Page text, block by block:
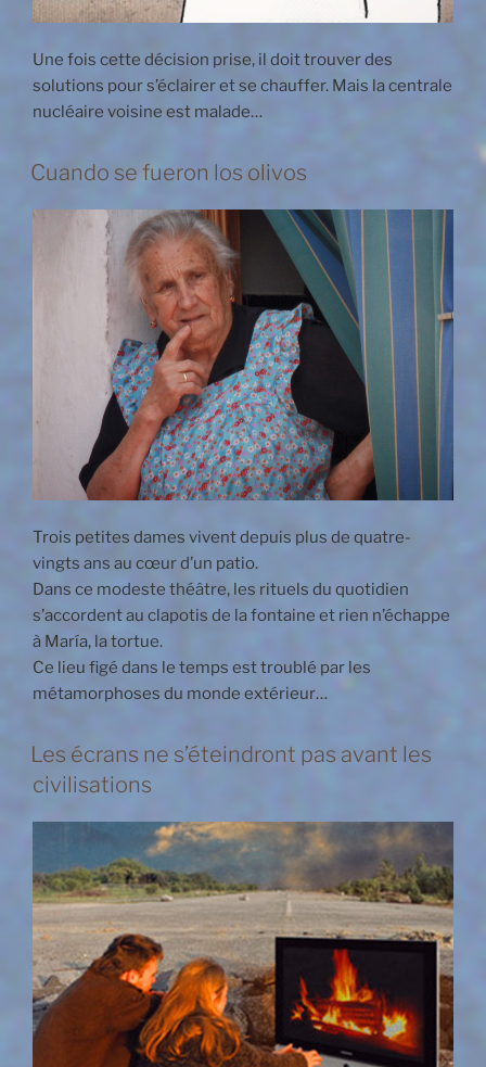
Une fois cette décision prise, il doit trouver des
solutions pour s’éclairer et se chauffer. Mais la centrale
nucléaire voisine est malade…
Cuando se fueron los olivos
Trois petites dames vivent depuis plus de quatre-
vingts ans au cœur d’un patio.
Dans ce modeste théâtre, les rituels du quotidien
s’accordent au clapotis de la fontaine et rien n’échappe
à María, la tortue.
Ce lieu figé dans le temps est troublé par les
métamorphoses du monde extérieur…
Les écrans ne s’éteindront pas avant les
civilisations